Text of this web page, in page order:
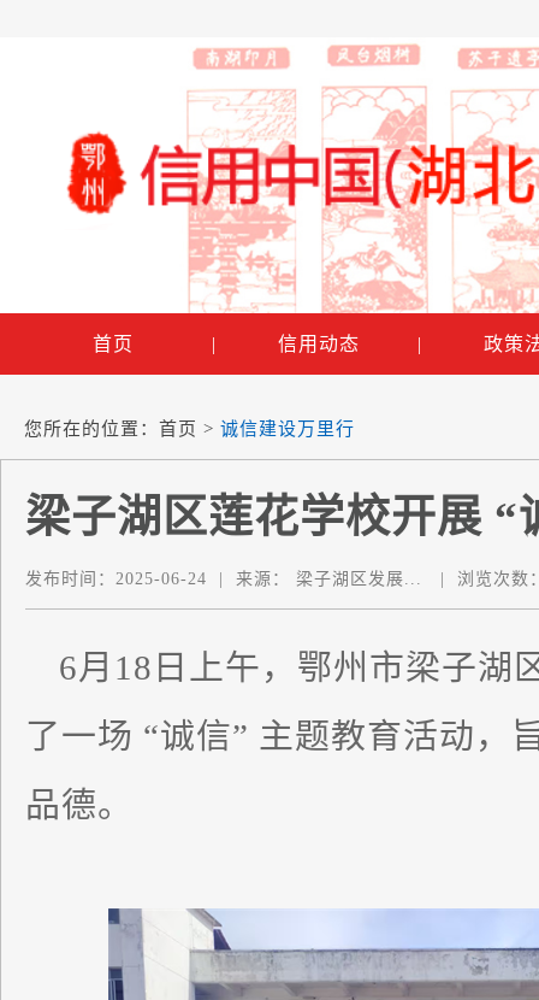
首页 | 信用动态 | 政策
您所在的位置： 首页 > 诚信建设万里行
梁子湖区莲花学校开展 “
发布时间： 2025-06-24 来源： 梁子湖区发展... 浏览次数
6月18日上午，鄂州市梁子湖
了一场 “诚信” 主题教育活动，
品德。